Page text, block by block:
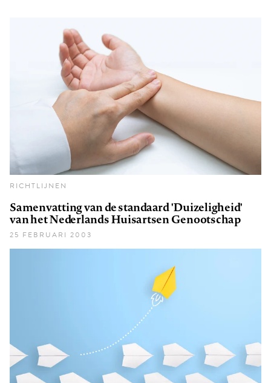
RICHTLIJNEN
Samenvatting van de standaard 'Duizeligheid'
van het Nederlands Huisartsen Genootschap
25 FEBRUARI 2003